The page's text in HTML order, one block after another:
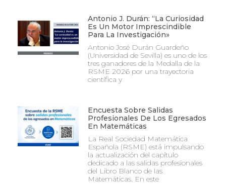
Antonio J. Durán: “La Curiosidad
Es Un Motor Imprescindible
Para La Investigación»
Antonio José Durán Guardeño
(Universidad de Sevilla) es uno de los
tres ganadores de la Medalla de la
RSME 2026 por una trayectoria
científica y
Encuesta Sobre Salidas
Profesionales De Los Egresados
En Matemáticas
La Real Sociedad Matemática
Española (RSME) está impulsando
la actualización del capítulo
dedicado a las salidas profesionales
del Libro Blanco de las
Matemáticas. En este